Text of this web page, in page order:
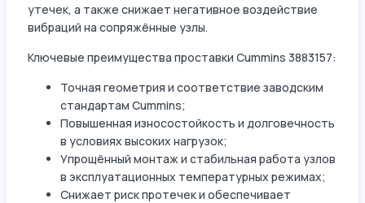
утечек, а также снижает негативное воздействие
вибраций на сопряжённые узлы.
Ключевые преимущества проставки Cummins 3883157:
Точная геометрия и соответствие заводским
стандартам Cummins;
Повышенная износостойкость и долговечность
в условиях высоких нагрузок;
Упрощённый монтаж и стабильная работа узлов
в эксплуатационных температурных режимах;
Снижает риск протечек и обеспечивает